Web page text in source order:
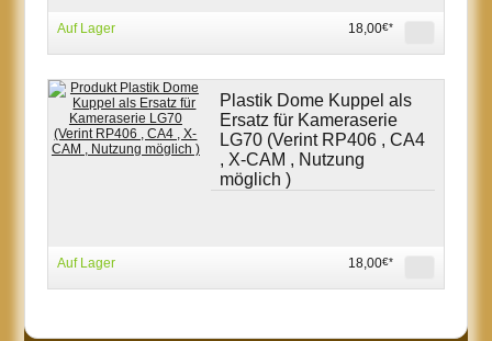
Auf Lager 18,00€*
Plastik Dome Kuppel als
Ersatz für Kameraserie
LG70 (Verint RP406 , CA4
, X-CAM , Nutzung
möglich )
Auf Lager 18,00€*